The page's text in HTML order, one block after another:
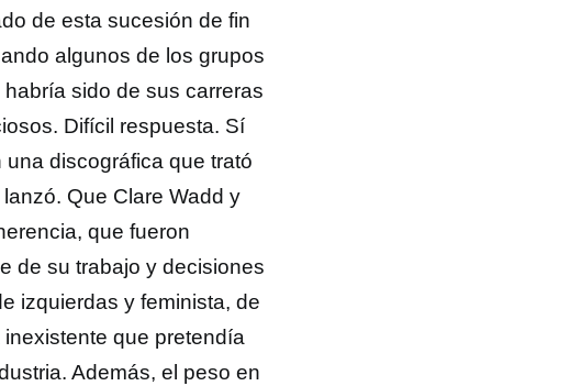
de esta sucesión de fin
algunos de los grupos
sido de sus carreras
Difícil respuesta. Sí
discográfica que trató
Que Clare Wadd y
que fueron
de su trabajo y decisiones
izquierdas y feminista, de
inexistente que pretendía
Además, el peso en